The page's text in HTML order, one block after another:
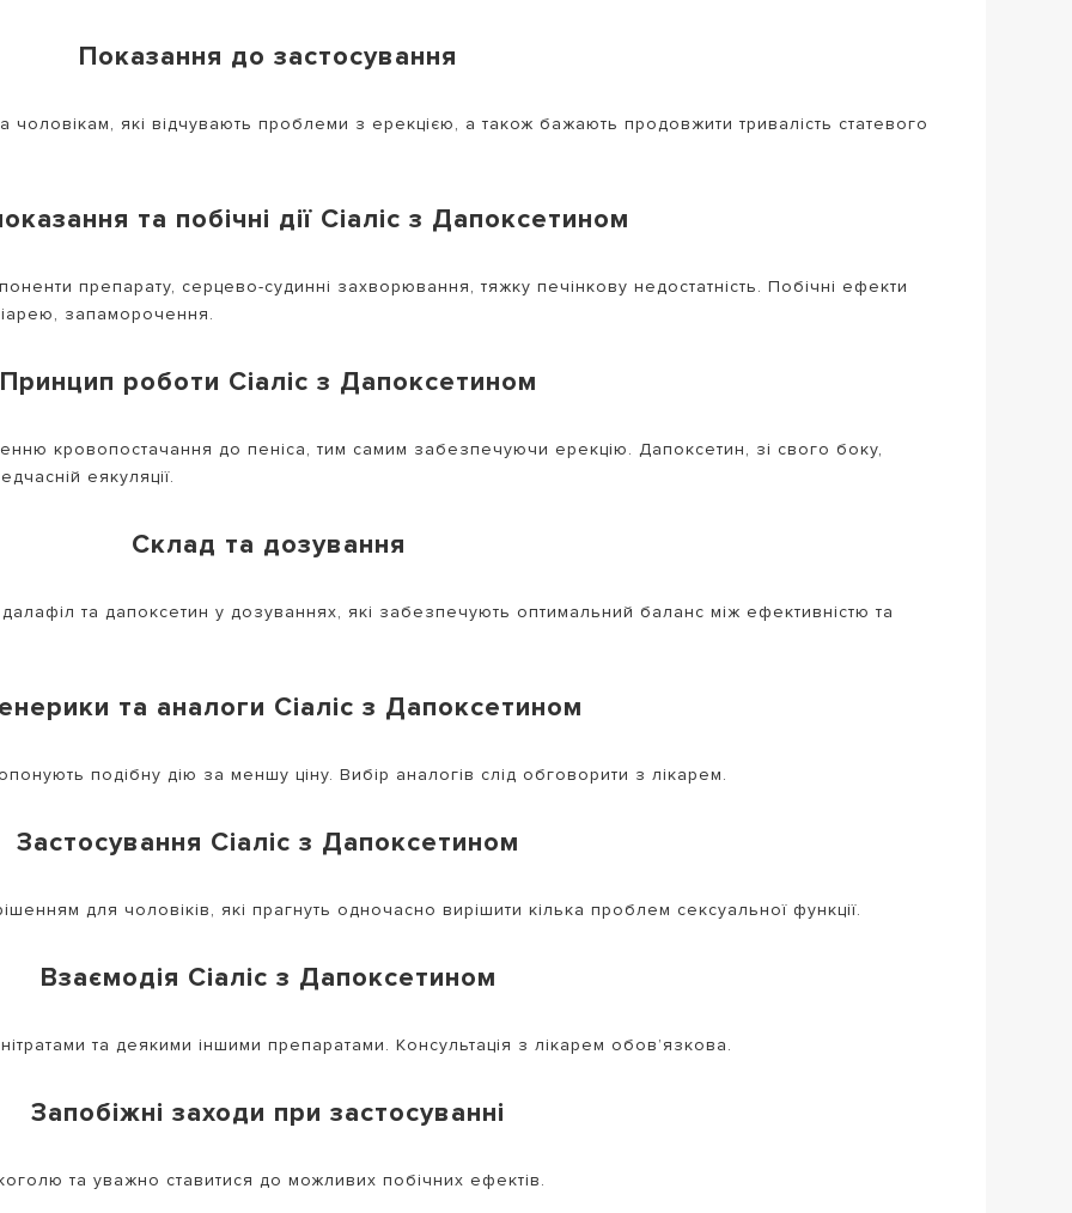
Показання до застосування
чоловікам, які відчувають проблеми з ерекцією, а також бажають продовжити тривалість статевого
та побічні дії Сіаліс з Дапоксетином
препарату, серцево-судинні захворювання, тяжку печінкову недостатність. Побічні ефекти
запаморочення.
Принцип роботи Сіаліс з Дапоксетином
кровопостачання до пеніса, тим самим забезпечуючи ерекцію. Дапоксетин, зі свого боку,
еякуляції.
Склад та дозування
та дапоксетин у дозуваннях, які забезпечують оптимальний баланс між ефективністю та
та аналоги Сіаліс з Дапоксетином
подібну дію за меншу ціну. Вибір аналогів слід обговорити з лікарем.
Застосування Сіаліс з Дапоксетином
для чоловіків, які прагнуть одночасно вирішити кілька проблем сексуальної функції.
Взаємодія Сіаліс з Дапоксетином
та деякими іншими препаратами. Консультація з лікарем обов’язкова.
Запобіжні заходи при застосуванні
та уважно ставитися до можливих побічних ефектів.